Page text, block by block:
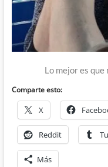
Lo mejor es
Comparte esto:
X
Reddit
Más